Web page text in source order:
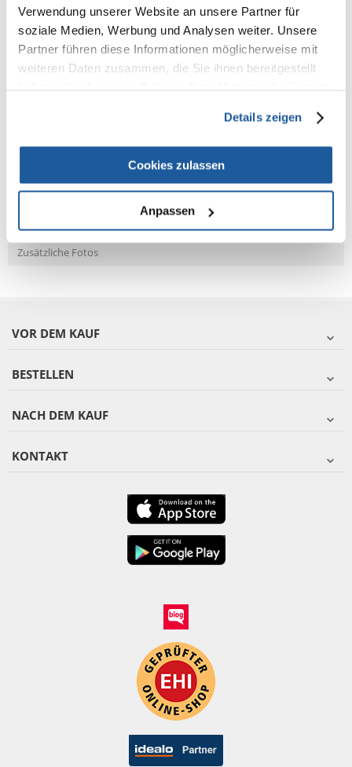
Verwendung unserer Website an unsere Partner für
soziale Medien, Werbung und Analysen weiter. Unsere
Partner führen diese Informationen möglicherweise mit
weiteren Daten zusammen, die Sie ihnen bereitgestellt
Details zeigen
Cookies zulassen
Anpassen
NEUE NACHRICHT
Fragen und Antworten (FAQ)
Eigenschaften
Zusätzliche Fotos
VOR DEM KAUF
BESTELLEN
NACH DEM KAUF
KONTAKT